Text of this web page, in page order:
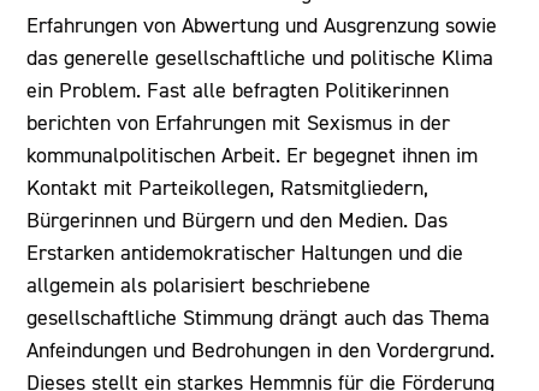
Erfahrungen von Abwertung und Ausgrenzung sowie
das generelle gesellschaftliche und politische Klima
ein Problem. Fast alle befragten Politikerinnen
berichten von Erfahrungen mit Sexismus in der
kommunalpolitischen Arbeit. Er begegnet ihnen im
Kontakt mit Parteikollegen, Ratsmitgliedern,
Bürgerinnen und Bürgern und den Medien. Das
Erstarken antidemokratischer Haltungen und die
allgemein als polarisiert beschriebene
gesellschaftliche Stimmung drängt auch das Thema
Anfeindungen und Bedrohungen in den Vordergrund.
Dieses stellt ein starkes Hemmnis für die Förderung